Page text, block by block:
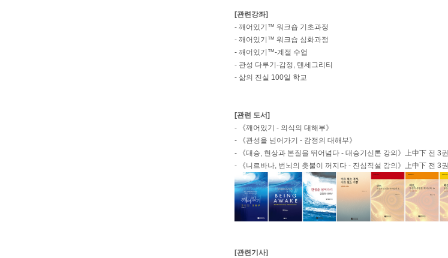
[관련강좌]
- 깨어있기™ 워크숍 기초과정
- 깨어있기™ 워크숍 심화과정
- 깨어있기™-계절 수업
- 관성 다루기-감정, 텐세그리티
- 삶의 진실 100일 학교
[관련 도서]
-
《깨어있기 - 의식의 대해부》
-
《관성을 넘어가기 - 감정의 대해부》
-
《대승, 현상과 본질을 뛰어넘다 - 대승기신론 강의》上中下 전 3권
-
《니르바나, 번뇌의 촛불이 꺼지다 - 진심직설 강의》上中下 전 3권
[관련기사]